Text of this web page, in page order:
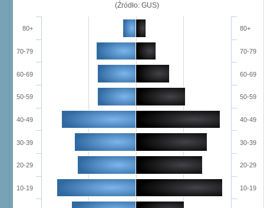
(Źródło: GUS)
10-19
20-29
30-39
40-49
50-59
60-69
70-79
80+
10-19
20-29
30-39
40-49
50-59
60-69
70-79
80+